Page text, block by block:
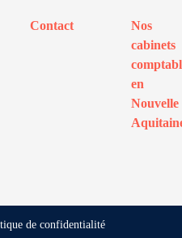
Contact
Nos
cabinets
en
Nouvelle
de confidentialité